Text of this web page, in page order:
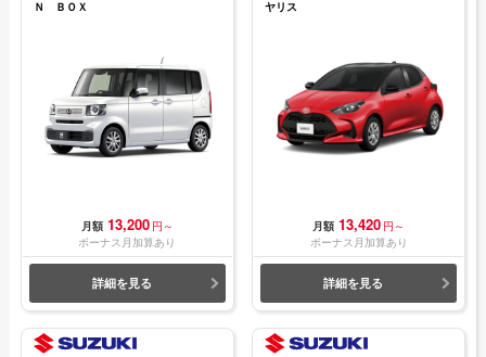
Ｎ ＢＯＸ
月額 13,200 円～
ボーナス月加算あり
詳細を見る
ヤリス
月額 13,420 円～
ボーナス月加算あり
詳細を見る